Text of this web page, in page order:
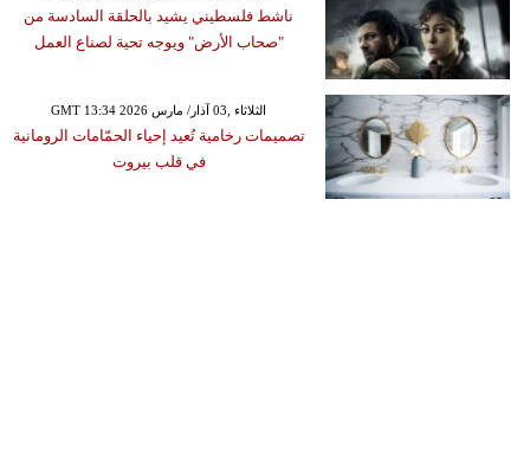
ناشط فلسطيني يشيد بالحلقة السادسة من
"صحاب الأرض" ويوجه تحية لصناع العمل
GMT 13:34 2026 الثلاثاء ,03 آذار/ مارس
تصميمات رخامية تُعيد إحياء الحمّامات الرومانية
في قلب بيروت